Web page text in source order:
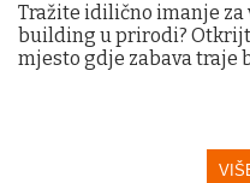
Tražite idilično imanje
building u prirodi?
mjesto gdje zabava traje